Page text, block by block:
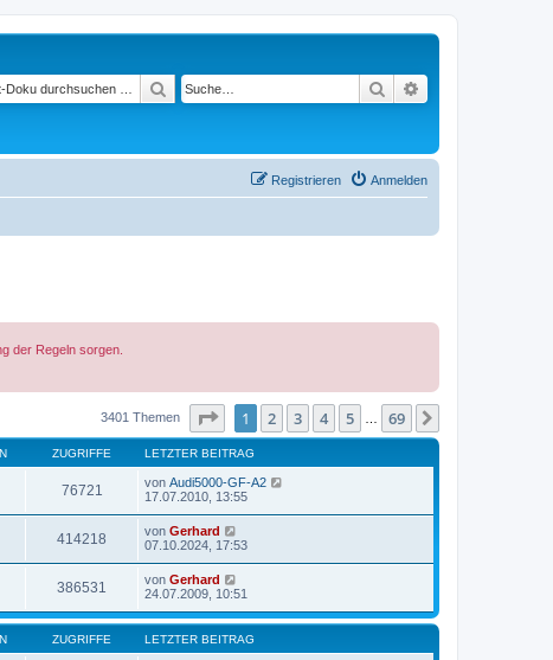
Suche
Suchen
Anmelden
Registrieren
der Regeln sorgen.
3401 Themen Seite von69
1 2 3 4 5 69
ZUGRIFFE LETZTER BEITRAG
76721 von Audi5000-GF-A2
17.07.2010, 13:55
414218 von Gerhard
07.10.2024, 17:53
386531 von Gerhard
24.07.2009, 10:51
ZUGRIFFE LETZTER BEITRAG